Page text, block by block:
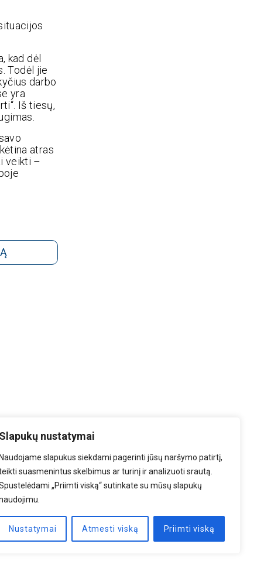
Slapukų nustatymai
Naudojame slapukus siekdami pagerinti jūsų naršymo patirtį,
suasmenintus skelbimus ar turinį ir analizuoti srautą.
„Priimti viską“ sutinkate su mūsų slapukų
Nustatymai Atmesti viską Priimti viską
kad dėl
Todėl jie
darbo
yra
Iš tiesų,
atras
veikti –